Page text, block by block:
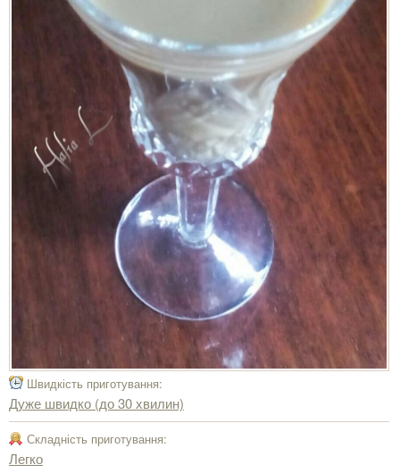
Швидкість приготування:
Дуже швидко (до 30 хвилин)
Складність приготування:
Легко